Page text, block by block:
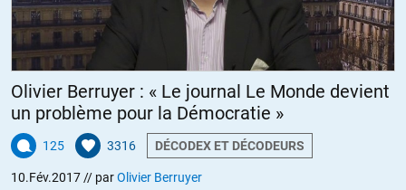
Olivier Berruyer : « Le journal Le Monde devient
un problème pour la Démocratie »
125 3316 DÉCODEX ET DÉCODEURS
10.Fév.2017 // parOlivier Berruyer